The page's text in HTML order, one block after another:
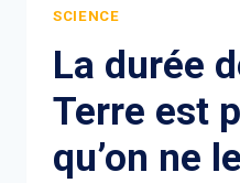
SCIENCE
La durée
Terre est
qu’on ne